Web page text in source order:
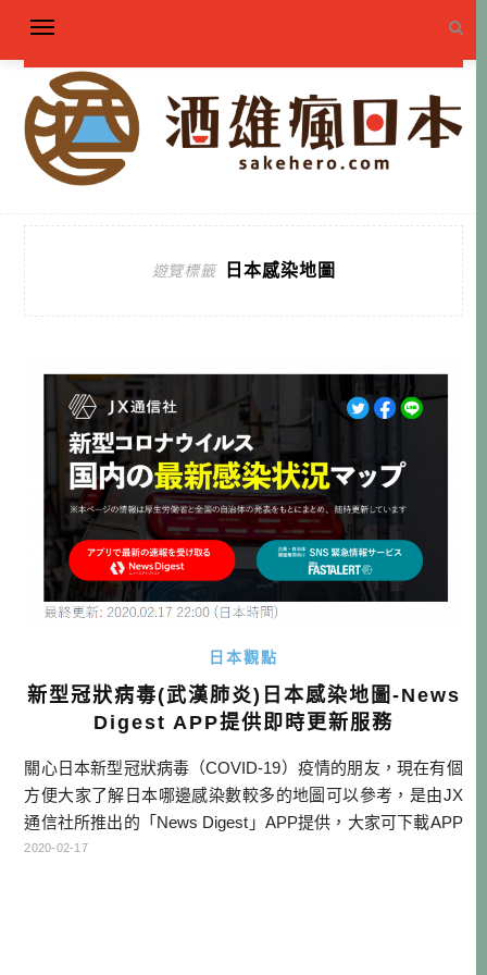
遊覽標籤 日本感染地圖
日本觀點
新型冠狀病毒(武漢肺炎)日本感染地圖-News
Digest APP提供即時更新服務
關心日本新型冠狀病毒（COVID-19）疫情的朋友，現在有個
方便大家了解日本哪邊感染數較多的地圖可以參考，是由JX
通信社所推出的「News Digest」APP提供，大家可下載APP
看即時更新的地圖，當然不下載APP也可以看他們的網頁版
2020-02-17